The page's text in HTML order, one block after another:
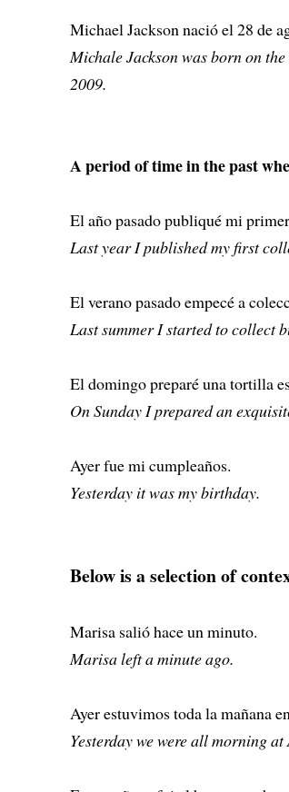
Michael Jackson nació el 28 de
Michale Jackson was born on
2009.
A period of time in the past
El año pasado publiqué mi
Last year I published my first
El verano pasado empecé a
Last summer I started to collect
El domingo preparé una tortilla
On Sunday I prepared an
Ayer fue mi cumpleaños.
Yesterday it was my birthday.
Below is a selection of
Marisa salió hace un minuto.
Marisa left a minute ago.
Ayer estuvimos toda la mañana
Yesterday we were all morning at